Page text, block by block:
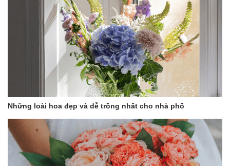
Những loài hoa đẹp và dễ trồng nhất cho nhà phố